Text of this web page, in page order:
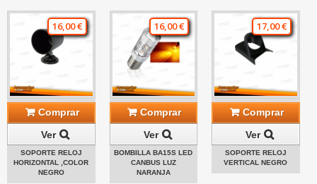
16,00 €
Comprar
Ver
SOPORTE RELOJ
HORIZONTAL ,COLOR
NEGRO
16,00 €
Comprar
Ver
BOMBILLA BA15S LED
CANBUS LUZ
NARANJA
17,00 €
Comprar
Ver
SOPORTE RELOJ
VERTICAL NEGRO